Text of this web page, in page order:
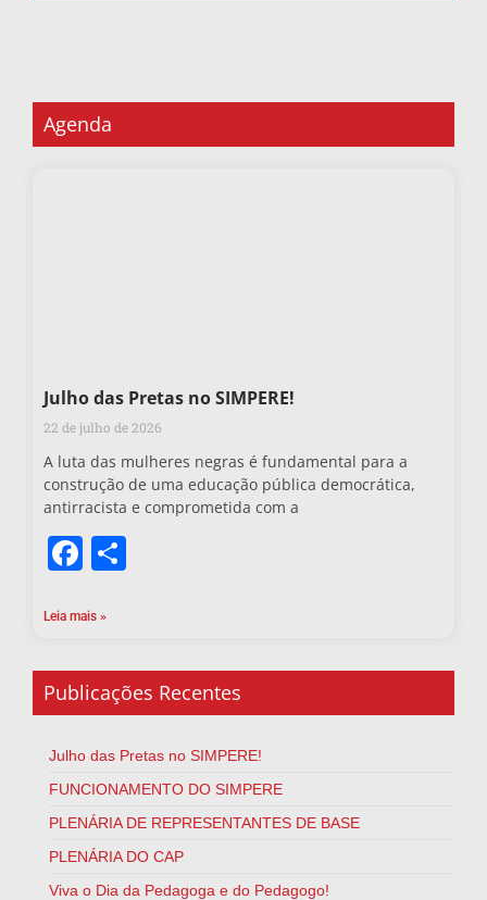
Agenda
Julho das Pretas no SIMPERE!
22 de julho de 2026
A luta das mulheres negras é fundamental para a
construção de uma educação pública democrática,
antirracista e comprometida com a
Facebook
Leia mais »
Publicações Recentes
Julho das Pretas no SIMPERE!
FUNCIONAMENTO DO SIMPERE
PLENÁRIA DE REPRESENTANTES DE BASE
PLENÁRIA DO CAP
Viva o Dia da Pedagoga e do Pedagogo!